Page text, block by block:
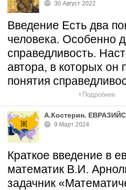
30 Август 2022
Введение Есть два
человека. Особенно
справедливость.
автора, в которых он
понятия
Подробнее
А.Костерин.
9 Март 2024
Краткое введение в
математик В.И.
задачник